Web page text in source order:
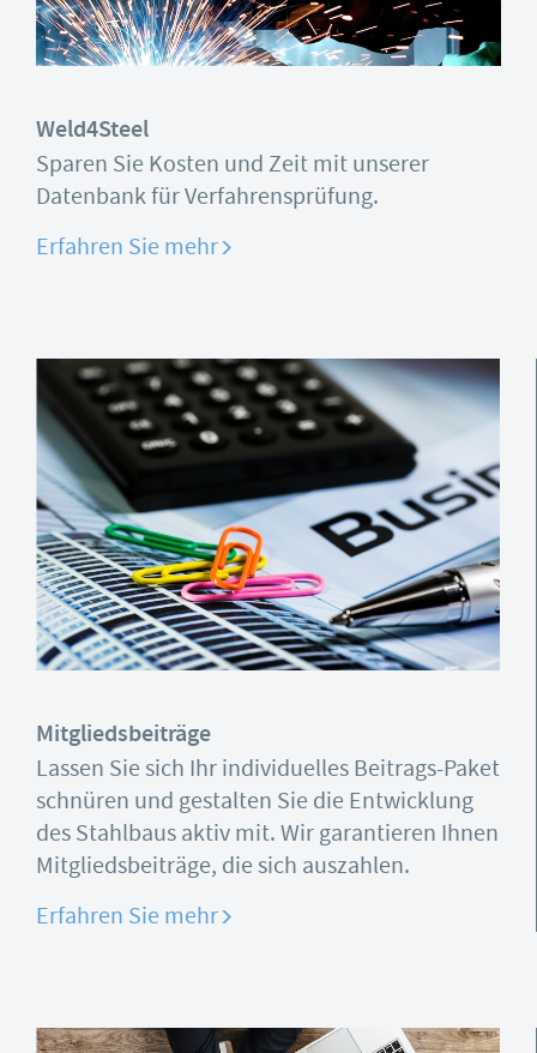
Weld4Steel
Sparen Sie Kosten und Zeit mit unserer
Datenbank für Verfahrensprüfung.
Erfahren Sie mehr
Mitgliedsbeiträge
Lassen Sie sich Ihr individuelles Beitrags-Paket
schnüren und gestalten Sie die Entwicklung
des Stahlbaus aktiv mit. Wir garantieren Ihnen
Mitgliedsbeiträge, die sich auszahlen.
Erfahren Sie mehr